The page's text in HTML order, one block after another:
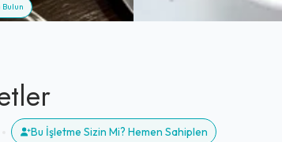
Bulun
Bu İşletme Sizin Mi? Hemen Sahiplen